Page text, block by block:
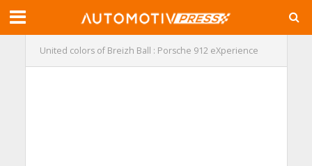
United colors of Breizh Ball : Porsche 912 eXperience